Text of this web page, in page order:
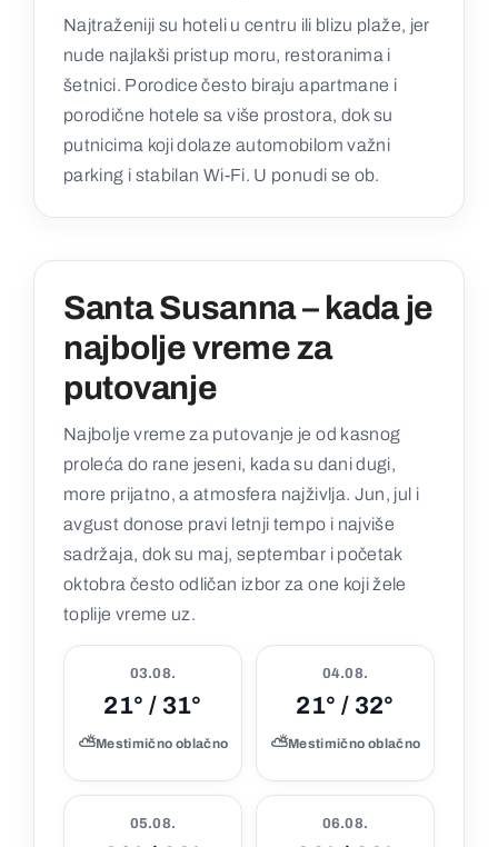
Najtraženiji su hoteli u centru ili blizu plaže, jer
nude najlakši pristup moru, restoranima i
šetnici. Porodice često biraju apartmane i
porodične hotele sa više prostora, dok su
putnicima koji dolaze automobilom važni
parking i stabilan Wi‑Fi. U ponudi se ob.
Santa Susanna – kada je
najbolje vreme za
putovanje
Najbolje vreme za putovanje je od kasnog
proleća do rane jeseni, kada su dani dugi,
more prijatno, a atmosfera najživlja. Jun, jul i
avgust donose pravi letnji tempo i najviše
sadržaja, dok su maj, septembar i početak
oktobra često odličan izbor za one koji žele
toplije vreme uz.
03.08.
21° / 31°
⛅Mestimično oblačno
04.08.
21° / 32°
⛅Mestimično oblačno
05.08. 06.08.